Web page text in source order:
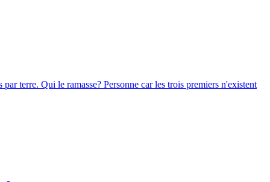
terre. Qui le ramasse? Personne car les trois premiers n'existent